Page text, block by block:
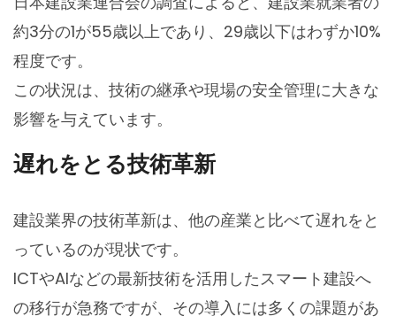
約3分の1が55歳以上であり、29歳以下はわずか10%
程度です。
この状況は、技術の継承や現場の安全管理に大きな
影響を与えています。
遅れをとる技術革新
建設業界の技術革新は、他の産業と比べて遅れをと
っているのが現状です。
ICTやAIなどの最新技術を活用したスマート建設へ
の移行が急務ですが、その導入には多くの課題があ